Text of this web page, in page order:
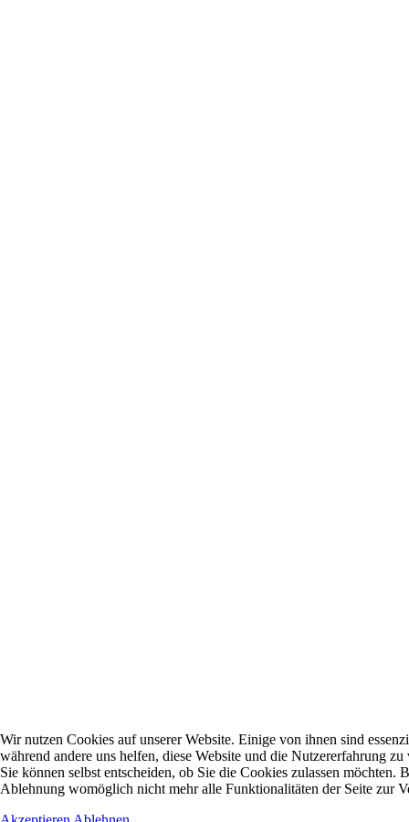
Wir nutzen Cookies auf unserer Website. Einige von ihnen sind
während andere uns helfen, diese Website und die Nutzererfahrung
Sie können selbst entscheiden, ob Sie die Cookies zulassen möchten.
Ablehnung womöglich nicht mehr alle Funktionalitäten der Seite zur